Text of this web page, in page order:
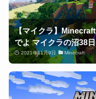
【マイクラ】
でよ マイクラの沼38
2021年11月9日 Minecraft